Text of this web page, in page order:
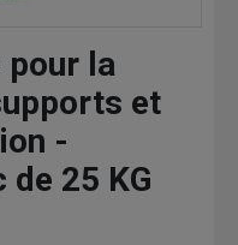
pour la
et
-
25 KG